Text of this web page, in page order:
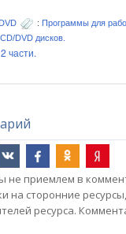
: Программы для
DVD дисков.
части.
приемлем в
на сторонние
ресурса.